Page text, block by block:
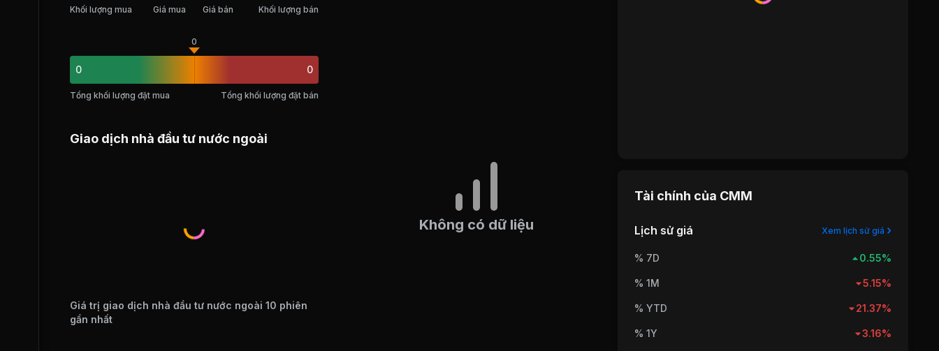
Khối lượng mua Giá mua Giá bán Khối lượng bán
0
0
0
Tổng khối lượng đặt mua Tổng khối lượng đặt bán
Giao dịch nhà đầu tư nước ngoài
Giá trị giao dịch nhà đầu tư nước ngoài 10 phiên
gần nhất
Không có dữ liệu
Tài chính của CMM
Lịch sử giá Xem lịch sử giá
% 7D 0.55%
% 1M 5.15%
% YTD 21.37%
% 1Y 3.16%